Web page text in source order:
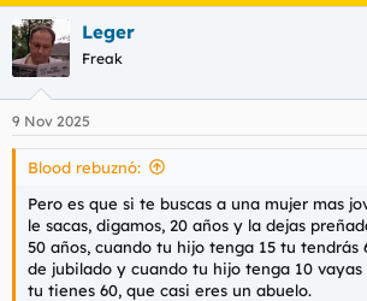
Leger
Freak
9 Nov 2025
Blood rebuznó:
Pero es que si te buscas a una mujer mas
le sacas, digamos, 20 años y la dejas
50 años, cuando tu hijo tenga 15 tu tendrás
de jubilado y cuando tu hijo tenga 10 vayas
tu tienes 60, que casi eres un abuelo.